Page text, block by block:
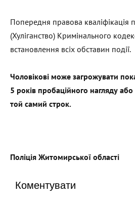
Попередня правова кваліфікація
(Хуліганство) Кримінального
встановлення всіх обставин події.
Чоловікові може загрожувати
5 років пробаційного нагляду
той самий строк.
Поліція Житомирської області
Коментувати